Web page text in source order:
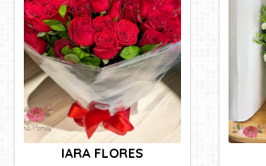
PRESENTES
TIPOS
DE
FLORES
IARA FLORES